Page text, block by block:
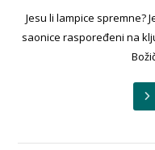
Jesu li lampice spremne?
saonice raspoređeni na